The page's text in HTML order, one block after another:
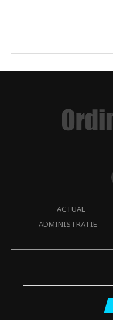
ACTUAL
ADMINISTRATIE